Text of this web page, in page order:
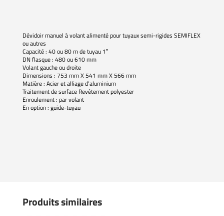
Dévidoir manuel à volant alimenté pour tuyaux semi-rigides SEMIFLEX
ou autres
Capacité : 40 ou 80 m de tuyau 1″
DN flasque : 480 ou 610 mm
Volant gauche ou droite
Dimensions : 753 mm X 541 mm X 566 mm
Matière : Acier et alliage d’aluminium
Traitement de surface Revêtement polyester
Enroulement : par volant
En option : guide-tuyau
Produits similaires